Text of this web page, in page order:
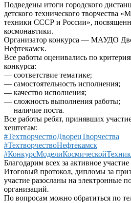
Подведены итоги городского
детского технического творчества
техники СССР и России»,
космонавтики.
Организатор конкурса — МАУДО
Нефтекамск.
Все работы оценивались по
конкурса:
— соответствие тематике;
— самостоятельность исполнения;
— качество исполнения;
— сложность выполнения работы;
— наличие поста.
Все работы ребят, принявших
хештегам:
#ТехтворчествоДворецТворчества
#ТехтворчествоНефтекамск
Благодарим всех за активное
Итоговый протокол, дипломы за
участие разосланы на электронные
организаций.
По вопросам можно обратиться по